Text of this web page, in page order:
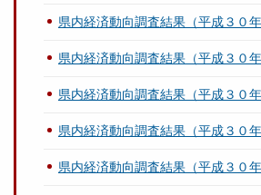
県内経済動向調査結果（平成３０年
県内経済動向調査結果（平成３０年
県内経済動向調査結果（平成３０年
県内経済動向調査結果（平成３０年
県内経済動向調査結果（平成３０年